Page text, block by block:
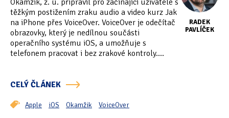
Hledání
Tipy & triky(17)
RADEK
PAVLÍČEK
Okamžik, z. ú. připravil pro začínající uživatele s
těžkým postižením zraku audio a video kurz Jak
na iPhone přes VoiceOver. VoiceOver je odečítač
obrazovky, který je nedílnou součásti
operačního systému iOS, a umožňuje s
telefonem pracovat i bez zrakové kontroly....
CELÝ ČLÁNEK
Apple iOS Okamžik VoiceOver